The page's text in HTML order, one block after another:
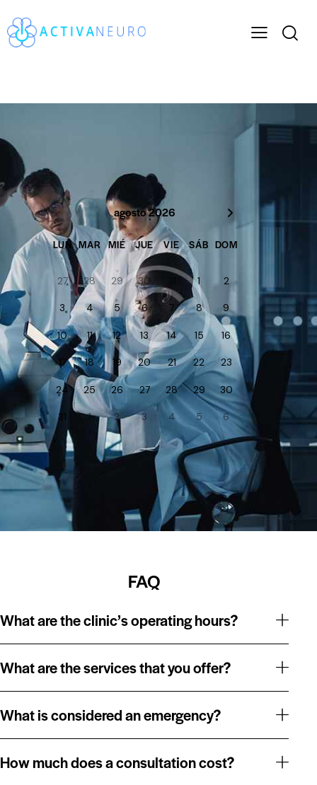
agosto 2026
LUN MAR MIÉ JUE VIE SÁB DOM
27 28 29 30 1 2
3 4 5 6 7 8 9
10 11 12 13 14 15 16
17 18 19 20 21 22 23
24 25 26 27 28 29 30
31 1 2 3 4 5 6
FAQ
What are the clinic’s operating hours?
What are the services that you offer?
What is considered an emergency?
How much does a consultation cost?